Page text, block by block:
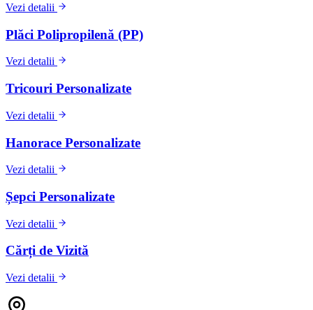
Vezi detalii
Plăci Polipropilenă (PP)
Vezi detalii
Tricouri Personalizate
Vezi detalii
Hanorace Personalizate
Vezi detalii
Șepci Personalizate
Vezi detalii
Cărți de Vizită
Vezi detalii